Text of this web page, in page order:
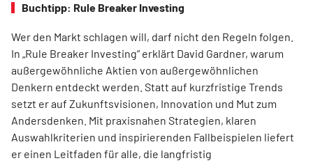
Buchtipp: Rule Breaker Investing
Wer den Markt schlagen will, darf nicht den Regeln folgen.
In „Rule Breaker Investing“ erklärt David Gardner, warum
außergewöhnliche Aktien von außer­gewöhnlichen
Denkern entdeckt werden. Statt auf kurzfristige Trends
setzt er auf Zukunftsvisionen, Innovation und Mut zum
Andersdenken. Mit praxisnahen Strategien, klaren
Auswahlkriterien und inspirierenden Fallbeispielen liefert
er einen Leit­faden für alle, die langfristig